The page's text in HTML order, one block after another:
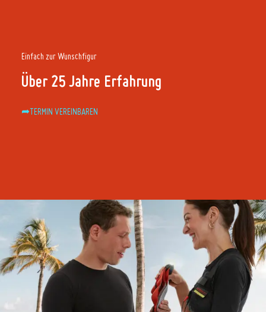
Einfach zur Wunschfigur
Über 25 Jahre Erfahrung
➦TERMIN VEREINBAREN